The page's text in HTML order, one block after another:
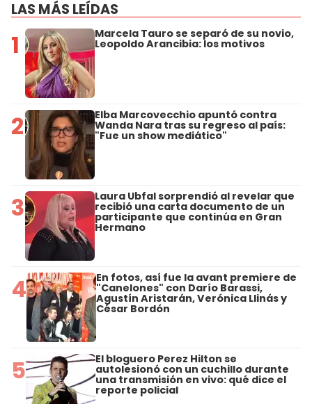
LAS MÁS LEÍDAS
1 Marcela Tauro se separó de su novio,
Leopoldo Arancibia: los motivos
2 Elba Marcovecchio apuntó contra
Wanda Nara tras su regreso al país:
"Fue un show mediático"
3 Laura Ubfal sorprendió al revelar que
recibió una carta documento de un
participante que continúa en Gran
Hermano
4 En fotos, así fue la avant premiere de
"Canelones" con Darío Barassi,
Agustín Aristarán, Verónica Llinás y
César Bordón
5 El bloguero Perez Hilton se
autolesionó con un cuchillo durante
una transmisión en vivo: qué dice el
reporte policial